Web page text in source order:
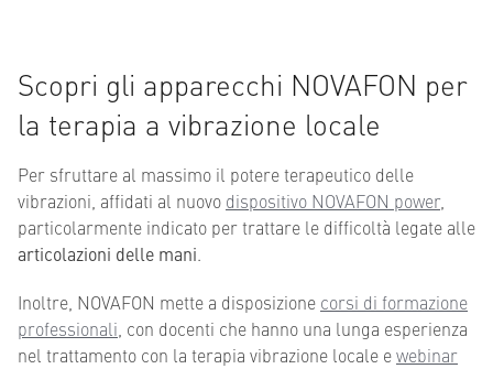
Scopri gli apparecchi NOVAFON per
la terapia a vibrazione locale
Per sfruttare al massimo il potere terapeutico delle
vibrazioni, affidati al nuovo dispositivo NOVAFON power,
particolarmente indicato per trattare le difficoltà legate alle
articolazioni delle mani
Inoltre, NOVAFON mette a disposizione corsi di formazione
professionali , con docenti che hanno una lunga esperienza
nel trattamento con la terapia vibrazione locale ewebinar